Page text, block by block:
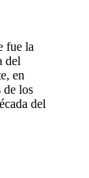
fue la
del
en
de los
del